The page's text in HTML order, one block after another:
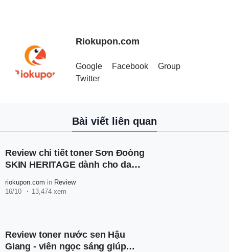
Riokupon.com
Google Facebook
Group
Twitter
Bài viết liên quan
Review chi tiết toner Sơn Đoòng
SKIN HERITAGE dành cho da
riokupon.com in Review
16/10
13,474 xem
Review toner nước sen Hậu
Giang - viên ngọc sáng giúp